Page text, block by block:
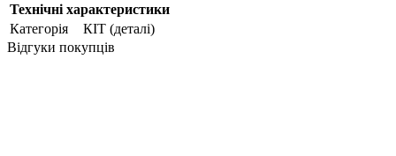
Технічні характеристики
Категорія
КІТ (деталі)
Відгуки покупців